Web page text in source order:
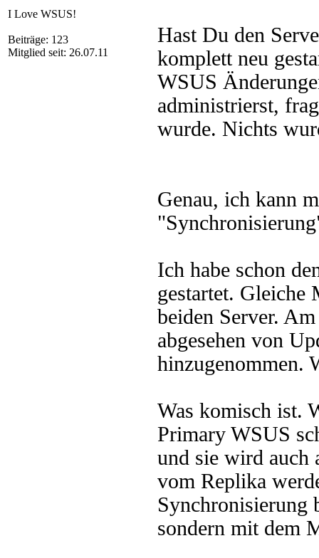
I Love WSUS!
Beiträge: 123
Mitglied seit: 26.07.11
Hast Du den
komplett neu
WSUS
administrierst,
wurde. Nichts
Genau, ich kann
Ich habe schon
gestartet. Gleiche
beiden Server.
abgesehen von
hinzugenommen.
Was komisch ist.
Primary WSUS
und sie wird auch
vom Replika
Synchronisierung
sondern mit dem